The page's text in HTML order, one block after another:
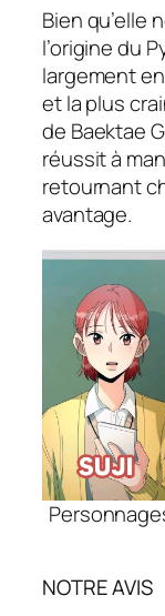
Bien qu’elle
l’origine du
largement
et la plus
de Baektae
réussit à
retournant
avantage.
NOTRE AVIS